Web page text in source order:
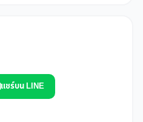
แชร์บน LINE